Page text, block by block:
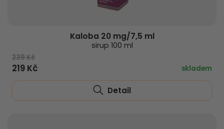
Kaloba 20 mg/7,5 ml
sirup 100 ml
239 Kč
219 Kč skladem
Detail